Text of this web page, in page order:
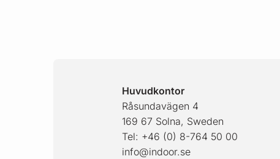
Huvudkontor
Råsundavägen 4
169 67 Solna, Sweden
Tel: +46 (0) 8-764 50 00
info@indoor.se